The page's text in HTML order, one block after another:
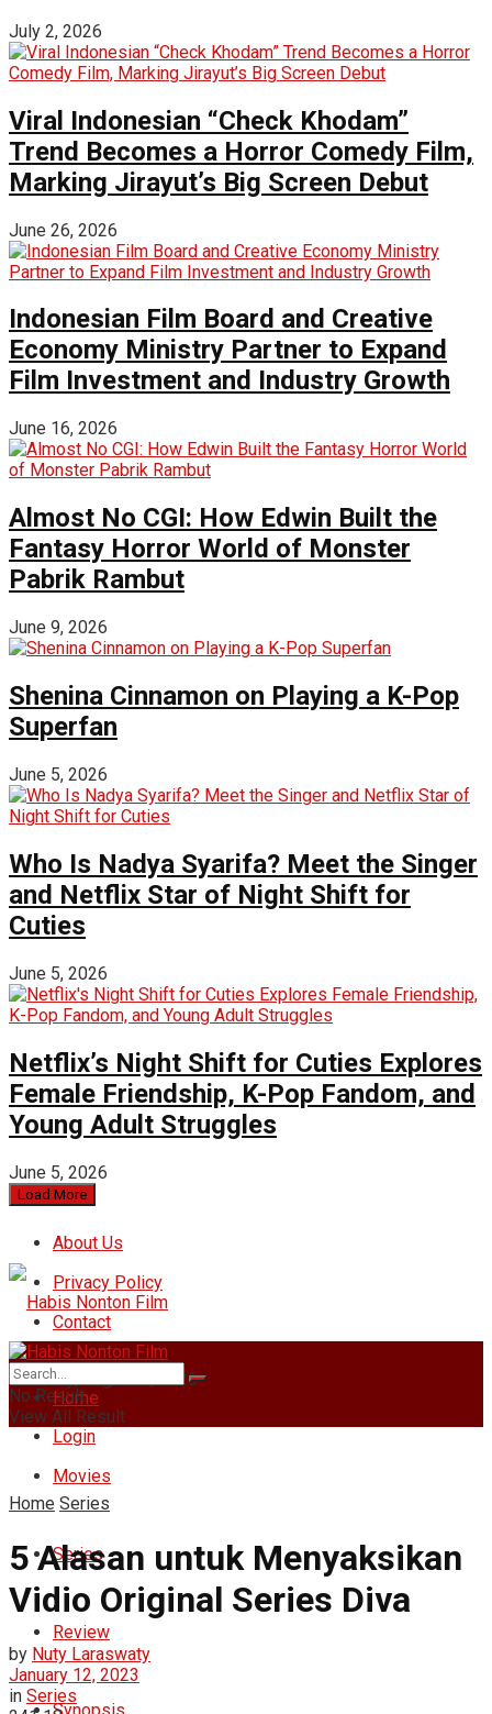
July 2, 2026
Viral Indonesian “Check Khodam”
Trend Becomes a Horror Comedy Film,
Marking Jirayut’s Big Screen Debut
June 26, 2026
Indonesian Film Board and Creative
Economy Ministry Partner to Expand
Film Investment and Industry Growth
June 16, 2026
Almost No CGI: How Edwin Built the
Fantasy Horror World of Monster
Pabrik Rambut
June 9, 2026
Shenina Cinnamon on Playing a K-Pop
Superfan
June 5, 2026
Who Is Nadya Syarifa? Meet the Singer
and Netflix Star of Night Shift for
Cuties
June 5, 2026
Netflix’s Night Shift for Cuties Explores
Female Friendship, K-Pop Fandom, and
Young Adult Struggles
June 5, 2026
Load More
About Us
Privacy Policy
Contact
Saturday, August 8, 2026
Login
Home
Movies
Series
Review
Synopsis
No Result
View All Result
Home Series
5 Alasan untuk Menyaksikan
Vidio Original Series Diva
by Nuty Laraswaty
January 12, 2023
in Series